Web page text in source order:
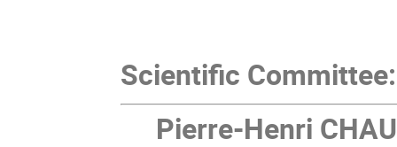
Scientific Committee:
Pierre-Henri